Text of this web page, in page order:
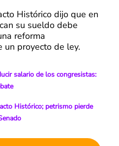
Histórico dijo que en
su sueldo debe
reforma
un proyecto de ley.
salario de los congresistas:
Histórico; petrismo pierde